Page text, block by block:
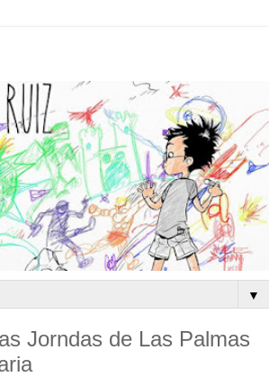
▼
Jorndas de Las Palmas